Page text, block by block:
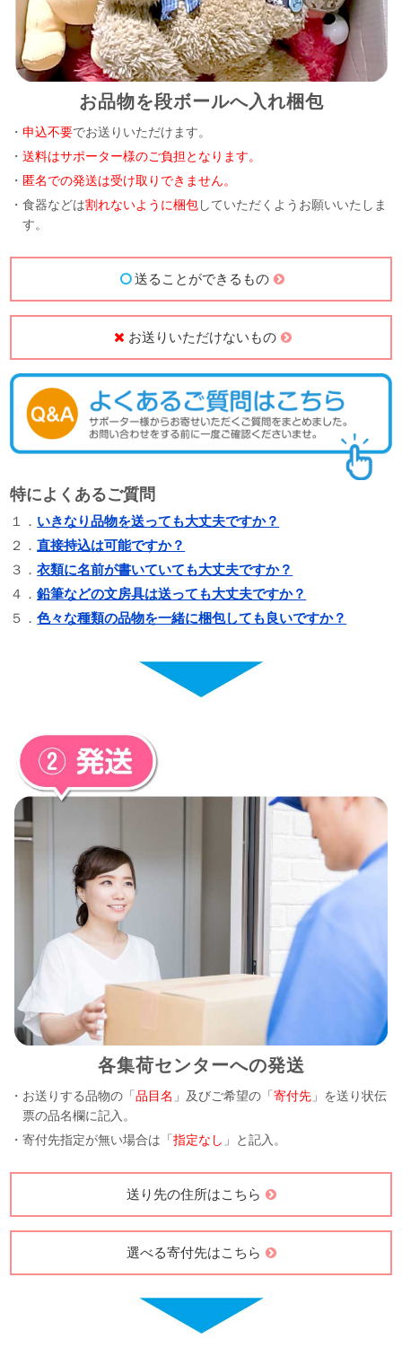
お品物を段ボールへ入れ梱包
・申込不要でお送りいただけます。
・送料はサポーター様のご負担となります。
・ 匿名での発送は受け取りできません。
・食器などは割れないように梱包していただくようお願いいたしま
す。
送ることができるもの
お送りいただけないもの
特によくあるご質問
１． いきなり品物を送っても大丈夫ですか？
２．直接持込は可能ですか？
３．衣類に名前が書いていても大丈夫ですか？
４．鉛筆などの文房具は送っても大丈夫ですか？
５．色々な種類の品物を一緒に梱包しても良いですか？
各集荷センターへの発送
・お送りする品物の「品目名 」及びご希望の「寄付先 」を送り状伝
票の品名欄に記入。
・寄付先指定が無い場合は「指定なし 」と記入。
送り先の住所はこちら
選べる寄付先はこちら